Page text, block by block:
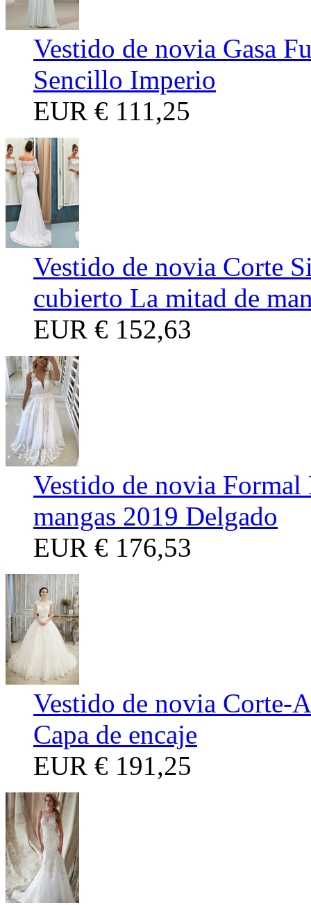
Vestido de novia Gasa
Sencillo Imperio
EUR € 111,25
Vestido de novia Corte
cubierto La mitad de
EUR € 152,63
Vestido de novia Formal
mangas 2019 Delgado
EUR € 176,53
Vestido de novia Corte-
Capa de encaje
EUR € 191,25